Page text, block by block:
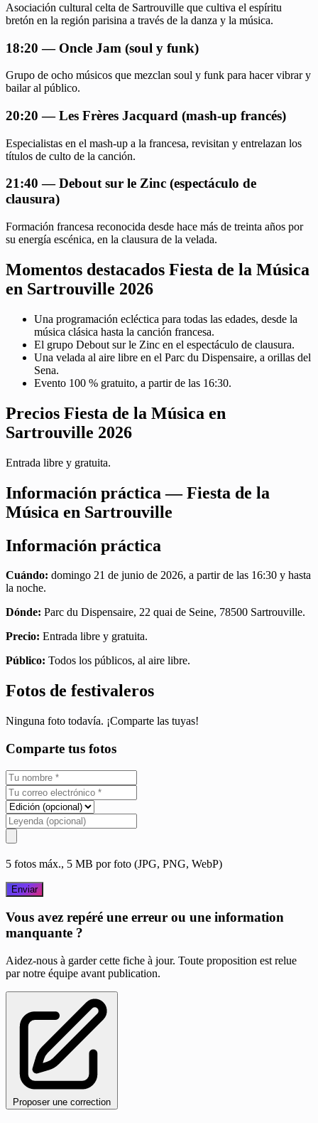
Asociación cultural celta de Sartrouville que cultiva el espíritu
bretón en la región parisina a través de la danza y la música.
18:20 — Oncle Jam (soul y funk)
Grupo de ocho músicos que mezclan soul y funk para hacer vibrar y
bailar al público.
20:20 — Les Frères Jacquard (mash-up francés)
Especialistas en el mash-up a la francesa, revisitan y entrelazan los
títulos de culto de la canción.
21:40 — Debout sur le Zinc (espectáculo de
clausura)
Formación francesa reconocida desde hace más de treinta años por
su energía escénica, en la clausura de la velada.
Momentos destacados Fiesta de la Música
en Sartrouville 2026
Una programación ecléctica para todas las edades, desde la
música clásica hasta la canción francesa.
El grupo Debout sur le Zinc en el espectáculo de clausura.
Una velada al aire libre en el Parc du Dispensaire, a orillas del
Sena.
Evento 100 % gratuito, a partir de las 16:30.
Precios Fiesta de la Música en
Sartrouville 2026
Entrada libre y gratuita.
Información práctica — Fiesta de la
Música en Sartrouville
Información práctica
Cuándo: domingo 21 de junio de 2026, a partir de las 16:30 y hasta
la noche.
Dónde: Parc du Dispensaire, 22 quai de Seine, 78500 Sartrouville.
Precio: Entrada libre y gratuita.
Público: Todos los públicos, al aire libre.
Fotos de festivaleros
Ninguna foto todavía. ¡Comparte las tuyas!
Comparte tus fotos
5 fotos máx., 5 MB por foto (JPG, PNG, WebP)
Enviar
Vous avez repéré une erreur ou une information
manquante ?
Aidez-nous à garder cette fiche à jour. Toute proposition est relue
par notre équipe avant publication.
Proposer une correction